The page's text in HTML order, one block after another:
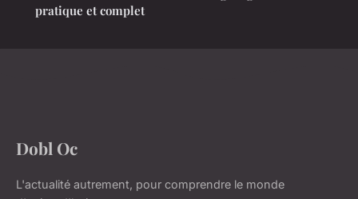
pratique et complet
Dobl Oc
L'actualité autrement, pour comprendre le monde